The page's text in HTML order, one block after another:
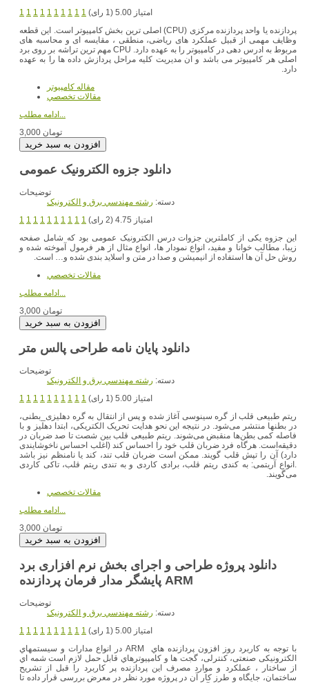
1 1 1 1 1 1 1 1 1 1
امتیاز 5.00 (1 رای)
پردازنده یا واحد پردازنده مرکزی (CPU) اصلی ترین بخش کامپیوتر است. این قطعه
وظایف مهمی از قبیل عملکرد های ریاضی، منطقی ، مقایسه ای و محاسبه های
مربوط به ادرس دهی در کامپیوتر را به عهده دارد. CPU مهم ترین تراشه بر روی برد
اصلی هر کامپیوتر می باشد و ان مدیریت کلیه مراحل پردازش داده ها را به عهده
دارد.
مقاله کامپیوتر
مقالات تخصصي
ادامه مطلب...
3,000 تومان
دانلود جزوه الکترونیک عمومی
توضیحات
دسته: رشته مهندسي برق و الکترونيک
1 1 1 1 1 1 1 1 1 1
امتیاز 4.75 (2 رای)
این جزوه یکی از کاملترین جزوات درس الکترونیک عمومی بود که شامل صفحه
زیبا، مطالب خوانا و مفید، انواع نمودار ها، انواع مثال از هر فرمول آموخته شده و
روش حل آن ها استفاده از انیمیشن و صدا در متن و اسلاید بندی شده و… است.
مقالات تخصصي
ادامه مطلب...
3,000 تومان
دانلود پایان نامه طراحی پالس متر
توضیحات
دسته: رشته مهندسي برق و الکترونيک
1 1 1 1 1 1 1 1 1 1
امتیاز 5.00 (1 رای)
ریتم طبیعی قلب از گره سینوسی آغاز شده و پس از انتقال به گره دهلیزی_بطنی،
در بطنها منتشر می‌شود. در نتیجه این نحو هدایت تحریک الکتریکی، ابتدا دهلیز و با
فاصله کمی بطن‌ها منقبض می‌شوند. ریتم طبیعی قلب بین شصت تا صد ضربان در
دقیقه‌است. هرگاه فرد ضربان قلب خود را احساس کند (اغلب احساس ناخوشایندی
دارد) آن را تپش قلب گویند. ممکن است ضربان قلب تند، کند یا نامنظم نیز باشد
.انواع آریتمی: به کندی ریتم قلب، برادی کاردی و به تندی ریتم قلب، تاکی کاردی
می‌گویند.
مقالات تخصصي
3,000 تومان
دانلود پروژه طراحی و اجرای بخش نرم افزاری برد
پایشگر مدار فرمان پردازنده ARM
توضیحات
دسته: رشته مهندسي برق و الکترونيک
1 1 1 1 1 1 1 1 1 1
امتیاز 5.00 (1 رای)
با توجه به کاربرد روز افزون پردازنده هاي ARM در انواع مدارات و سیستمهاي
الکترونیکی صنعتی، کنترلی، گجت ها و کامپیوترهاي قابل حمل لازم است شمه اي
از ساختار ، عملکرد و موارد مصرف این پردازنده پر کاربرد را قبل از تشریح
ساختمان، جایگاه و طرز کار آن در پروژه مورد نظر در معرض بررسی قرار داده تا